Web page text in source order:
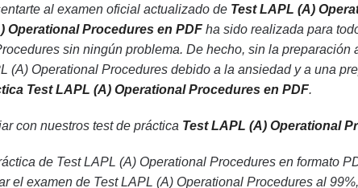
al examen oficial actualizado de Test LAPL (A)
Operational Procedures en PDFha sido realizada para
sin ningún problema. De hecho, sin la
(A) Operational Procedures debido a la ansiedad y a una
Test LAPL (A) Operational Procedures en PDF.
con nuestros test de práctica Test LAPL (A) Operational
de Test LAPL (A) Operational Procedures en formato
el examen de Test LAPL (A) Operational Procedures al